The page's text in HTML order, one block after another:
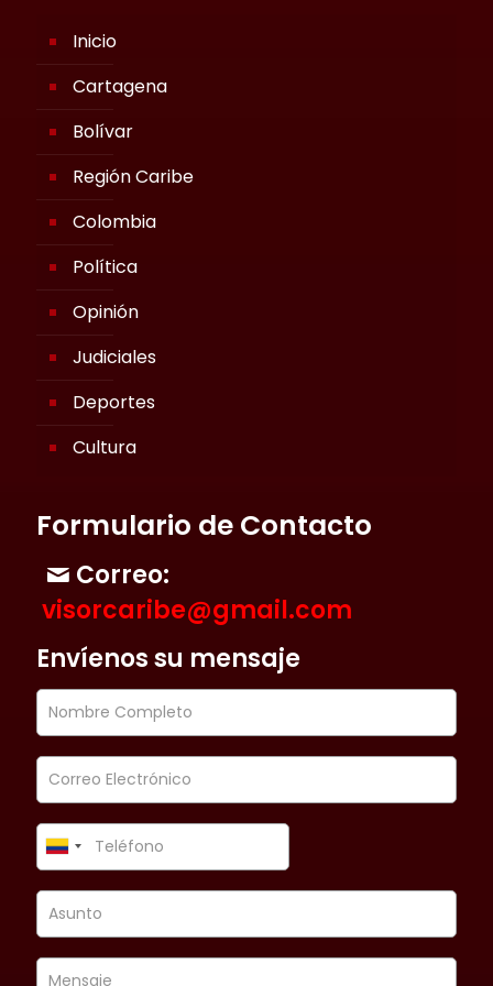
Inicio
Cartagena
Bolívar
Región Caribe
Colombia
Política
Opinión
Judiciales
Deportes
Cultura
Formulario de Contacto
Correo:
visorcaribe@gmail.com
Envíenos su mensaje